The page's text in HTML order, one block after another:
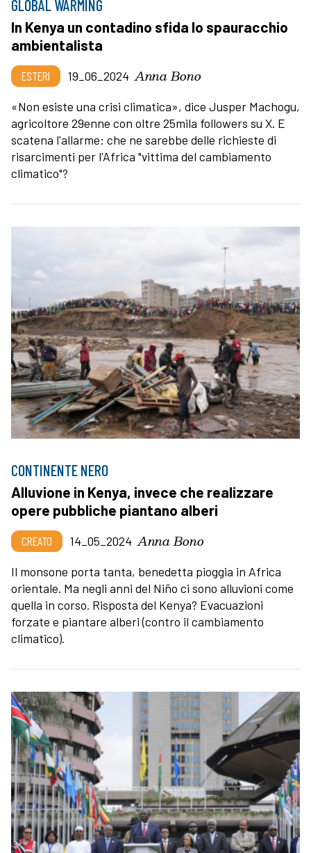
GLOBAL WARMING
In Kenya un contadino sfida lo spauracchio
ambientalista
ESTERI 19_06_2024 Anna Bono
«Non esiste una crisi climatica», dice Jusper Machogu,
agricoltore 29enne con oltre 25mila followers su X. E
scatena l'allarme: che ne sarebbe delle richieste di
risarcimenti per l'Africa "vittima del cambiamento
climatico"?
CONTINENTE NERO
Alluvione in Kenya, invece che realizzare
opere pubbliche piantano alberi
CREATO 14_05_2024 Anna Bono
Il monsone porta tanta, benedetta pioggia in Africa
orientale. Ma negli anni del Niño ci sono alluvioni come
quella in corso. Risposta del Kenya? Evacuazioni
forzate e piantare alberi (contro il cambiamento
climatico).